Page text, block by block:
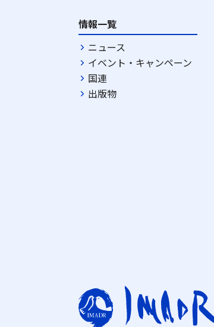
情報一覧
ニュース
イベント・キャンペーン
国連
出版物